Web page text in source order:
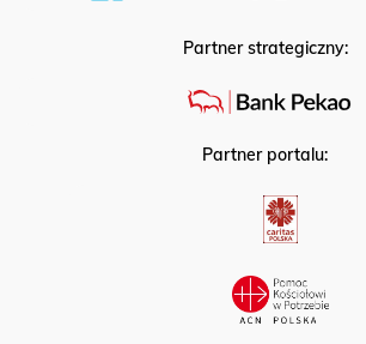
Partner strategiczny:
Partner portalu: